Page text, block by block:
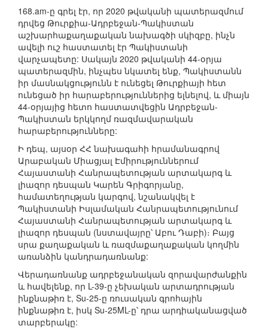
168.am-ը գրել էր, որ 2020 թվականի պատերազմում
դրվեց Թուրքիա-Ադրբեջան-Պակիստան
աշխարհաքաղաքական նախագծի սկիզբը, ինչն
ավելի ուշ հաստատել էր Պակիստանի
վարչապետը: Սակայն 2020 թվականի 44-օրյա
պատերազմին, ինչպես նկատել ենք, Պակիստանն
իր մասնակցությունն է ունեցել Թուրքիայի հետ
ունեցած իր հարաբերություններից ելնելով, և միայն
44-օրյայից հետո հաստատվեցին Ադրբեջան-
Պակիստան երկկողմ ռազմավարական
հարաբերությունները:
Ի դեպ, այսօր ՀՀ նախագահի հրամանագրով
Արաբական Միացյալ Էմիրություններում
Հայաստանի Հանրապետության արտակարգ և
լիազոր դեսպան Կարեն Գրիգորյանը,
համատեղության կարգով, նշանակվել է
Պակիստանի Իսլամական Հանրապետությունում
Հայաստանի Հանրապետության արտակարգ և
լիազոր դեսպան (նստավայրը՝ Աբու Դաբի)։ Բայց
սրա քաղաքական և ռազմաքաղաքական կողմին
առանձին կանդրադառնանք:
Վերադառնանք ադրբեջանական զորավարժանքին
և հավելենք, որ L-39-ը չեխական արտադրության
ինքնաթիռ է, Su-25-ը ռուսական գրոհային
ինքնաթիռ է, իսկ Su-25ML-ը՝ դրա արդիականացված
տարբերակը: